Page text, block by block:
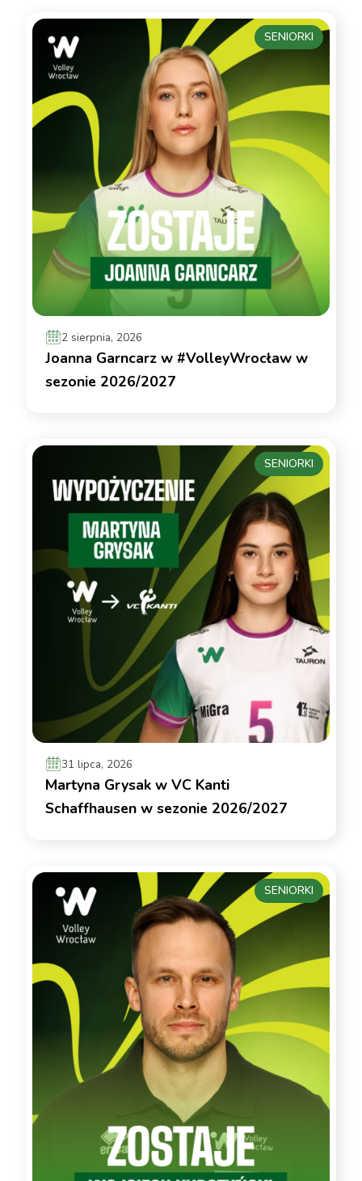
2 sierpnia, 2026
Joanna Garncarz w #VolleyWrocław w
sezonie 2026/2027
SENIORKI
31 lipca, 2026
Martyna Grysak w VC Kanti
Schaffhausen w sezonie 2026/2027
SENIORKI
SENIORKI